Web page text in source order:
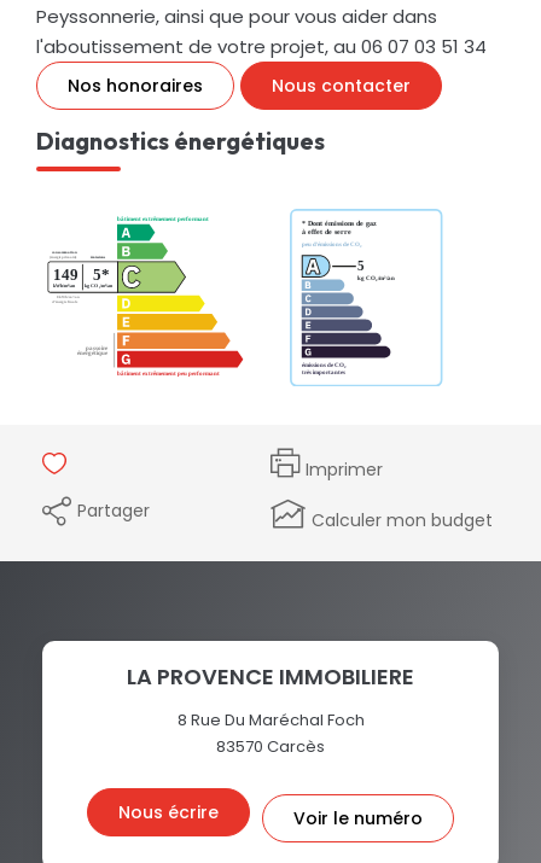
Peyssonnerie, ainsi que pour vous aider dans
l'aboutissement de votre projet, au 06 07 03 51 34
Nos honoraires Nous contacter
Diagnostics énergétiques
Imprimer
Partager
Calculer mon budget
LA PROVENCE IMMOBILIERE
8 Rue Du Maréchal Foch
83570 Carcès
Nous écrire Voir le numéro